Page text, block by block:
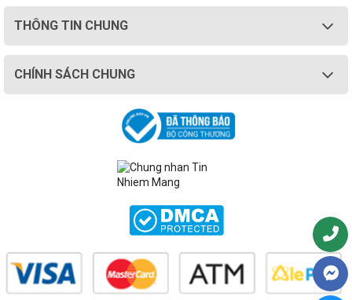
THÔNG TIN CHUNG
CHÍNH SÁCH CHUNG